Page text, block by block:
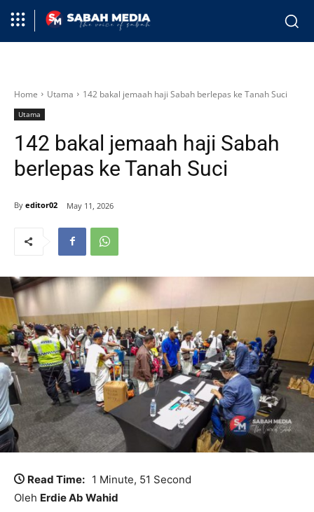
Home Utama 142 bakal jemaah haji Sabah berlepas ke Tanah Suci
Utama
142 bakal jemaah haji Sabah
berlepas ke Tanah Suci
By editor02 May 11, 2026
Read Time: 1 Minute, 51 Second
Oleh Erdie Ab Wahid